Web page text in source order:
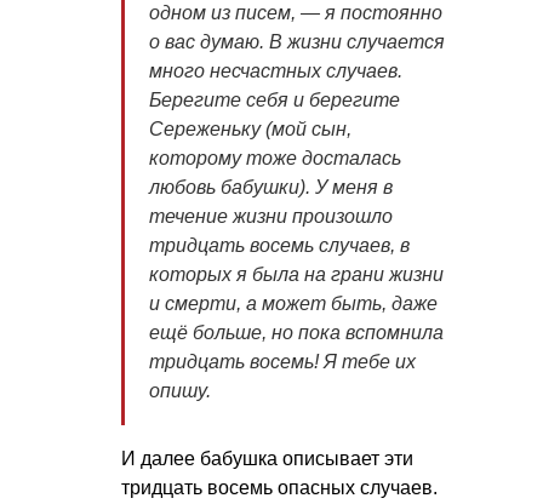
одном из писем, — я постоянно
о вас думаю. В жизни случается
много несчастных случаев.
Берегите себя и берегите
Сереженьку (мой сын,
которому тоже досталась
любовь бабушки). У меня в
течение жизни произошло
тридцать восемь случаев, в
которых я была на грани жизни
и смерти, а может быть, даже
ещё больше, но пока вспомнила
тридцать восемь! Я тебе их
опишу.
И далее бабушка описывает эти
тридцать восемь опасных случаев.